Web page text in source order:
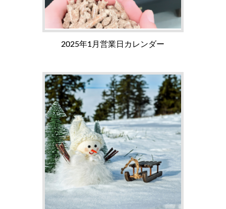
2025年1月営業日カレンダー